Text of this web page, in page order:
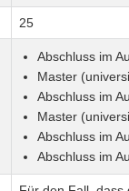
25
Abschluss im
Master
Abschluss im
Master
Abschluss im
Abschluss im